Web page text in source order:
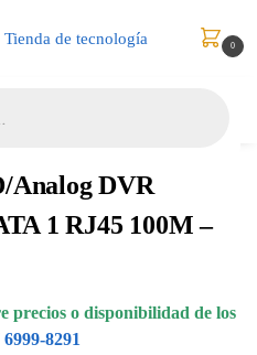
0
Analog DVR
1 RJ45 100M –
precios o disponibilidad de los
8291